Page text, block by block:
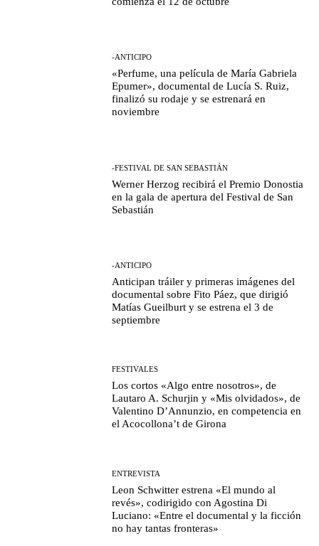
-ANTICIPO
«Perfume, una película de María Gabriela
Epumer», documental de Lucía S. Ruiz,
finalizó su rodaje y se estrenará en
noviembre
-FESTIVAL DE SAN SEBASTIÁN
Werner Herzog recibirá el Premio Donostia
en la gala de apertura del Festival de San
Sebastián
-ANTICIPO
Anticipan tráiler y primeras imágenes del
documental sobre Fito Páez, que dirigió
Matías Gueilburt y se estrena el 3 de
septiembre
FESTIVALES
Los cortos «Algo entre nosotros», de
Lautaro A. Schurjin y «Mis olvidados», de
Valentino D’Annunzio, en competencia en
el Acocollona’t de Girona
ENTREVISTA
Leon Schwitter estrena «El mundo al
revés», codirigido con Agostina Di
Luciano: «Entre el documental y la ficción
no hay tantas fronteras»